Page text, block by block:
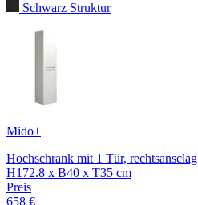
Schwarz Struktur
Mido+
Hochschrank mit 1 Tür, rechtsansclag
H172.8 x B40 x T35 cm
Preis
658 €